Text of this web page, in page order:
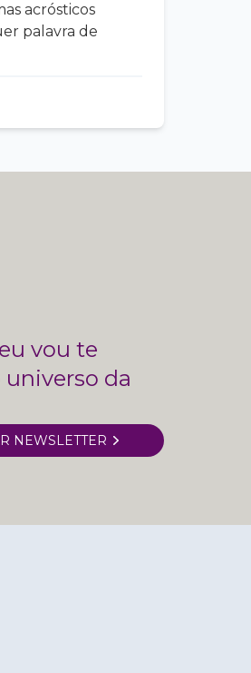
acrósticos
palavra de
vou te
da
NEWSLETTER